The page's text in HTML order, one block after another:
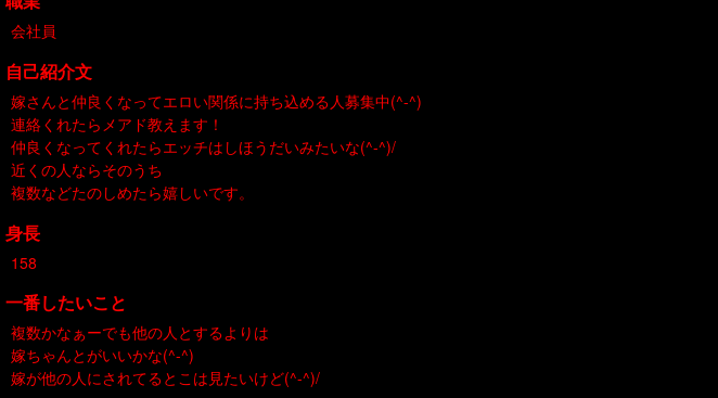
会社員
自己紹介文
嫁さんと仲良くなってエロい関係に持ち込める人募集中(^-^)
連絡くれたらメアド教えます！
仲良くなってくれたらエッチはしほうだいみたいな(^-^)/
近くの人ならそのうち
複数などたのしめたら嬉しいです。
身長
158
一番したいこと
複数かなぁーでも他の人とするよりは
嫁ちゃんとがいいかな(^-^)
嫁が他の人にされてるとこは見たいけど(^-^)/